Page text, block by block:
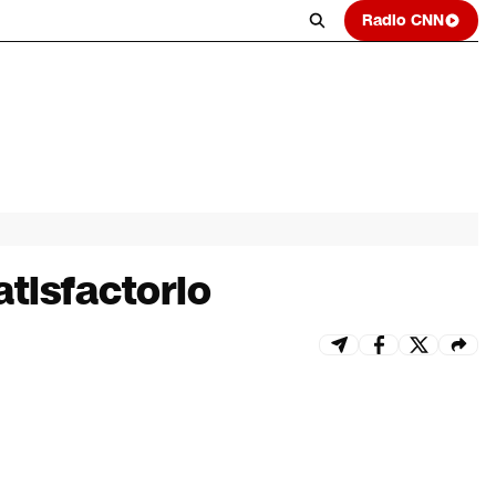
Radio CNN